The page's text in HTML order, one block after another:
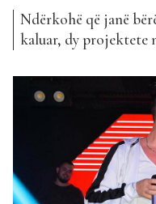
Ndërkohë që janë
kaluar, dy projektete
shndërruar në
pozicione këtë javë.
gjetur veten tek